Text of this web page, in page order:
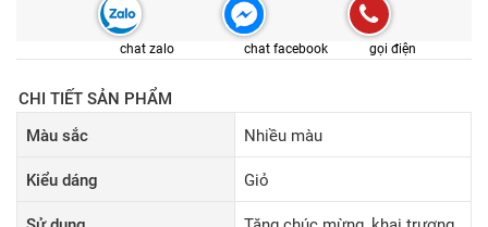
chat zalo chat facebook gọi điện
CHI TIẾT SẢN PHẨM
Màu sắc
Nhiều màu
Kiểu dáng Giỏ